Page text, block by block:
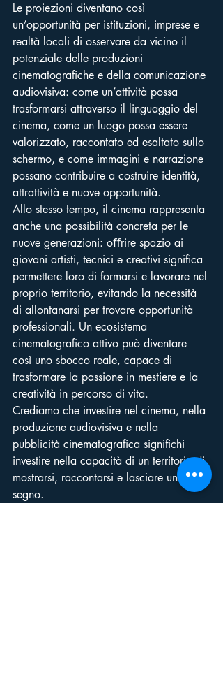
Le proiezioni diventano così
un’opportunità per istituzioni, imprese e
realtà locali di osservare da vicino il
potenziale delle produzioni
cinematografiche e della comunicazione
audiovisiva: come un’attività possa
trasformarsi attraverso il linguaggio del
cinema, come un luogo possa essere
valorizzato, raccontato ed esaltato sullo
schermo, e come immagini e narrazione
possano contribuire a costruire identità,
attrattività e nuove opportunità.
Allo stesso tempo, il cinema rappresenta
anche una possibilità concreta per le
nuove generazioni: oﬀrire spazio ai
giovani artisti, tecnici e creativi significa
permettere loro di formarsi e lavorare nel
proprio territorio, evitando la necessità
di allontanarsi per trovare opportunità
professionali. Un ecosistema
cinematografico attivo può diventare
così uno sbocco reale, capace di
trasformare la passione in mestiere e la
creatività in percorso di vita.
Crediamo che investire nel cinema, nella
produzione audiovisiva e nella
pubblicità cinematografica significhi
investire nella capacità di un territorio di
mostrarsi, raccontarsi e lasciare un
segno.